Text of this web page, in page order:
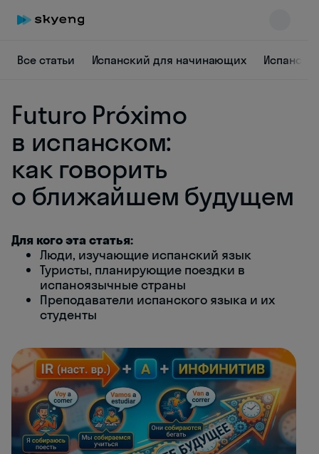
Все статьи Испанский для начинающих
Futuro Próximo
в испанском:
как говорить
о ближайшем будущем
Для кого эта статья:
Люди, изучающие испанский язык
Туристы, планирующие поездки в
испаноязычные страны
Преподаватели испанского языка и их
студенты
Skyeng Chat
online